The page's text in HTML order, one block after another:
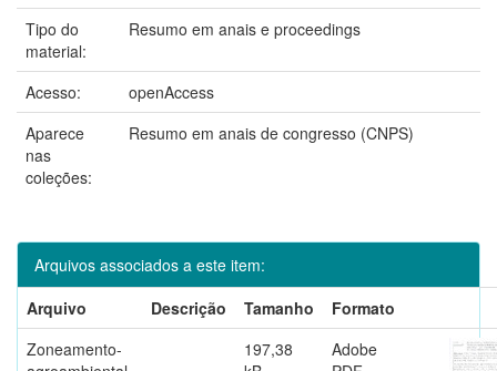
Tipo do
material:
Resumo em anais e proceedings
Acesso:
openAccess
Aparece
nas
coleções:
Resumo em anais de congresso (CNPS)
Arquivos associados a este item:
Arquivo
Descrição Tamanho
Formato
Zoneamento-
197,38
Adobe